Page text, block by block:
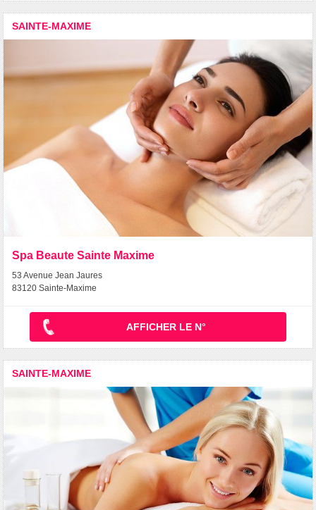
SAINTE-MAXIME
Spa Beaute Sainte Maxime
53 Avenue Jean Jaures
83120 Sainte-Maxime
AFFICHER LE N°
SAINTE-MAXIME